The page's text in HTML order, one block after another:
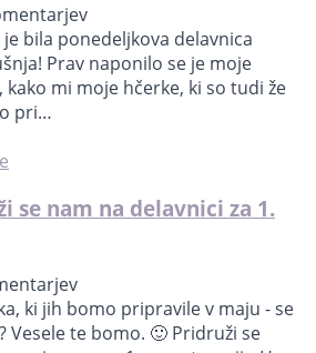
bila ponedeljkova delavnica
Prav naponilo se je moje
kako mi moje hčerke, ki so tudi že
pri…
se nam na delavnici za 1.
ki jih bomo pripravile v maju - se
Vesele te bomo. 🙂 Pridruži se